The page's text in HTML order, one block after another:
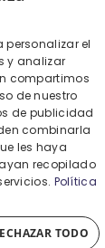
427 575
personalizar el
y analizar
compartimos
de nuestro
de publicidad
combinarla
les haya
recopilado
Política
TODO